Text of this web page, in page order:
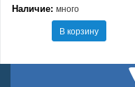
Наличие: много
В корзину